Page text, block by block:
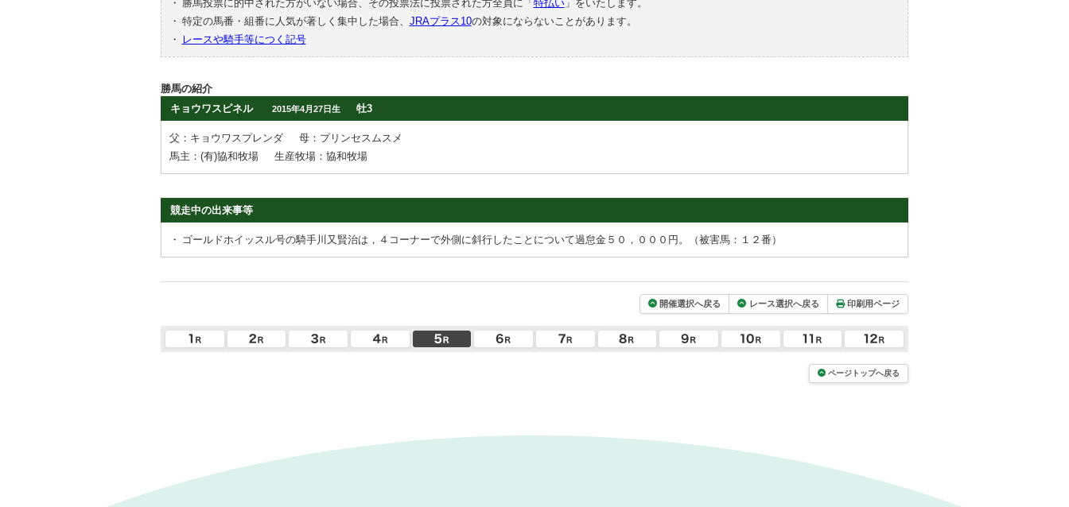
・ 勝馬投票に的中された方がいない場合、その投票法に投票された方全員に「 特払い」をいたします。
・ 特定の馬番・組番に人気が著しく集中した場合、 JRAプラス10の対象にならないことがあります。
・
レースや騎手等につく記号
勝馬の紹介
キョウワスピネル
2015年4月27日生 牡3
父：キョウワスプレンダ
母：プリンセスムスメ
馬主：(有)協和牧場
生産牧場：協和牧場
競走中の出来事等
・ ゴールドホイッスル号の騎手川又賢治は，４コーナーで外側に斜行したことについて過怠金５０，０００円。（被害馬：１２番）
開催選択へ戻る レース選択へ戻る 印刷用ページ
ページトップへ戻る